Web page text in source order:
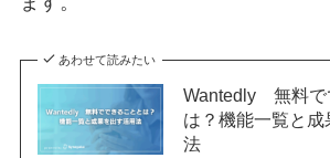
あわせて読みたい
Wantedly 無料で
は？機能一覧と成
法